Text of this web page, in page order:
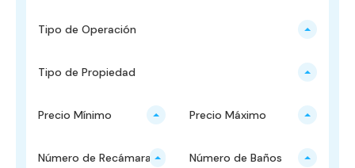
Tipo de Operación
Tipo de Propiedad
Precio Mínimo Precio Máximo
Número de Recámaras Número de Baños